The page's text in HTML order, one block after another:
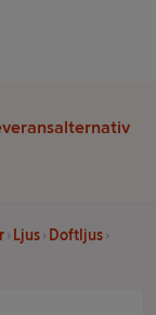
Ljus
Doftljus